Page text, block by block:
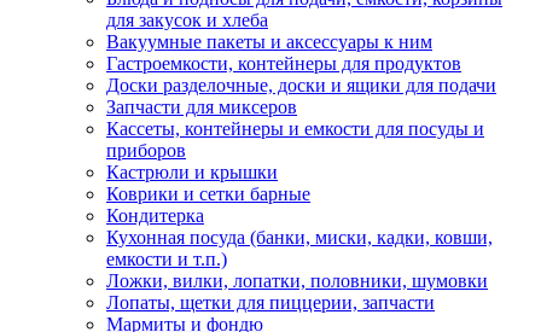
для закусок и хлеба
Вакуумные пакеты и аксессуары к ним
Гастроемкости, контейнеры для продуктов
Доски разделочные, доски и ящики для подачи
Запчасти для миксеров
Кассеты, контейнеры и емкости для посуды и
приборов
Кастрюли и крышки
Коврики и сетки барные
Кондитерка
Кухонная посуда (банки, миски, кадки, ковши,
емкости и т.п.)
Ложки, вилки, лопатки, половники, шумовки
Лопаты, щетки для пиццерии, запчасти
Мармиты и фондю